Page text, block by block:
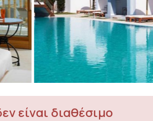
είναι διαθέσιμο